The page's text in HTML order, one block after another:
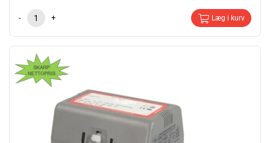
- + Læg i kurv